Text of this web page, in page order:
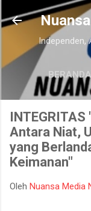
Independen,
BERANDA
Antara Niat,
yang
Keimanan"
Oleh Nuansa Media